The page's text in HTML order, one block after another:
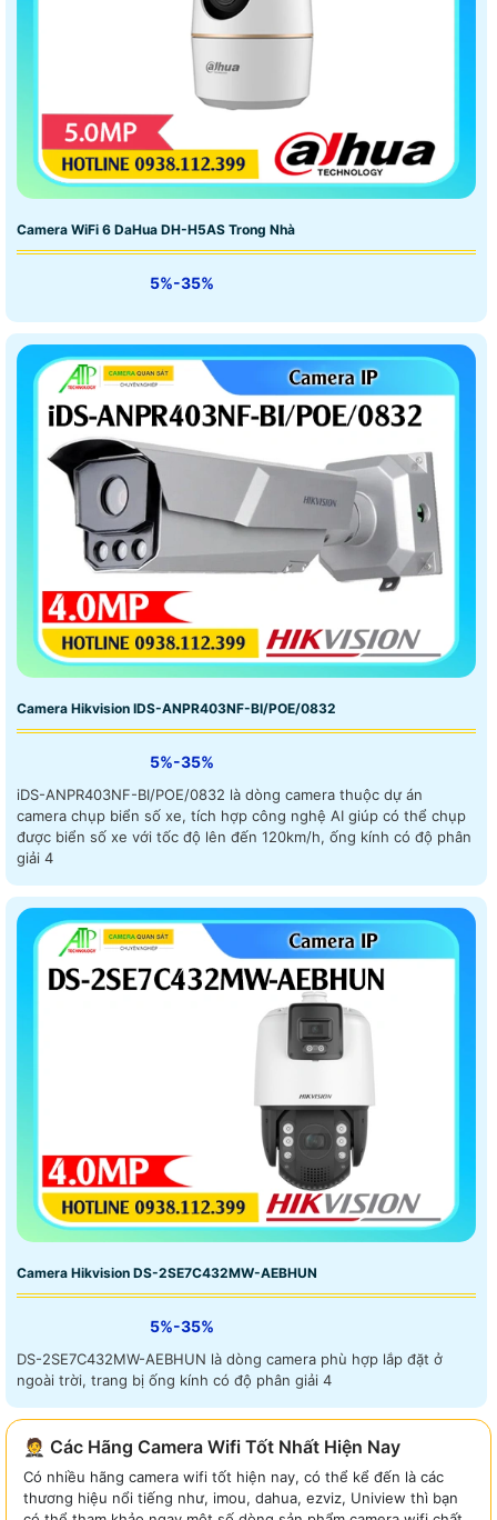
Camera WiFi 6 DaHua DH-H5AS Trong Nhà
5%-35%
Camera Hikvision IDS-ANPR403NF-BI/POE/0832
5%-35%
iDS-ANPR403NF-BI/POE/0832 là dòng camera thuộc dự án
camera chụp biển số xe, tích hợp công nghệ AI giúp có thể chụp
được biển số xe với tốc độ lên đến 120km/h, ống kính có độ phân
giải 4
Camera Hikvision DS-2SE7C432MW-AEBHUN
5%-35%
DS-2SE7C432MW-AEBHUN là dòng camera phù hợp lắp đặt ở
ngoài trời, trang bị ống kính có độ phân giải 4
🤵 Các Hãng Camera Wifi Tốt Nhất Hiện Nay
Có nhiều hãng camera wifi tốt hiện nay, có thể kể đến là các
thương hiệu nổi tiếng như, imou, dahua, ezviz, Uniview thì bạn